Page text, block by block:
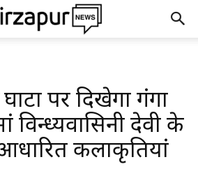
पर दिखेगा गंगा
देवी के
कलाकृतियां